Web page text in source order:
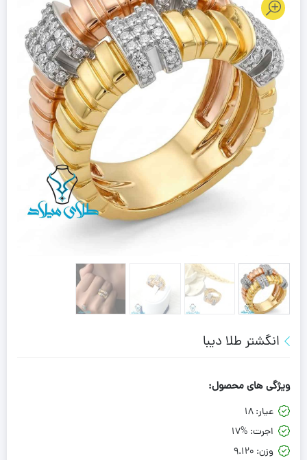
انگشتر طلا دیبا
ویژگی های محصول:
عیار:18
اجرت: 17%
وزن: 9.120